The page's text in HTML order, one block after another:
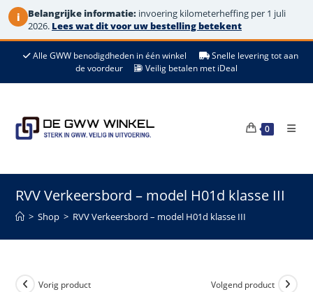
i Belangrijke informatie: invoering kilometerheffing per 1 juli
2026. Lees wat dit voor uw bestelling betekent
de
Alle GWW benodigdheden in één winkel
Snelle levering tot aan
de voordeur
Veilig betalen met iDeal
0
RVV Verkeersbord – model H01d klasse III
> Shop > RVV Verkeersbord – model H01d klasse III
Vorig product Volgend product